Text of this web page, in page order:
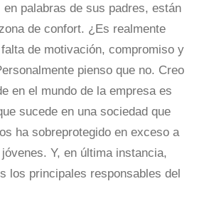
en palabras de sus padres, están
de confort. ¿Es realmente
de motivación, compromiso y
pienso que no. Creo
en el mundo de la empresa es
sucede en una sociedad que
ha sobreprotegido en exceso a
Y, en última instancia,
los principales responsables del